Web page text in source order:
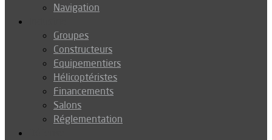
Navigation
Groupes
Constructeurs
Equipementiers
Hélicoptéristes
Financements
Salons
Réglementation